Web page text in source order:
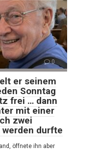
0
er seinem
Sonntag
frei … dann
mit einer
zwei
durfte
öffnete ihn aber